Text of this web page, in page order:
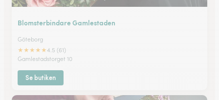
Blomsterbindare Gamlestaden
Göteborg
★★★★★4.5 (61)
Gamlestadstorget 10
Se butiken